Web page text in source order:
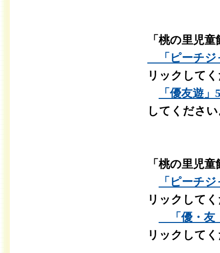
「桃の里児
「ピーチジ
リックして
「優友遊
してくださ
「桃の里児
「ピーチ
リックして
「優・友
リックして